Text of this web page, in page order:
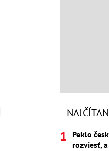
Peklo
rozviesť,